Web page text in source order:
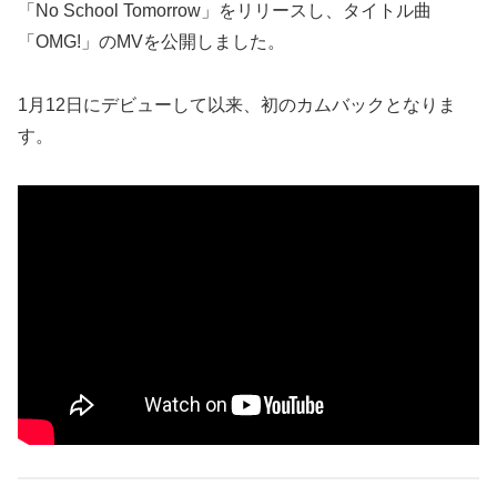
「No School Tomorrow」をリリースし、タイトル曲
「OMG!」のMVを公開しました。
1月12日にデビューして以来、初のカムバックとなりま
す。